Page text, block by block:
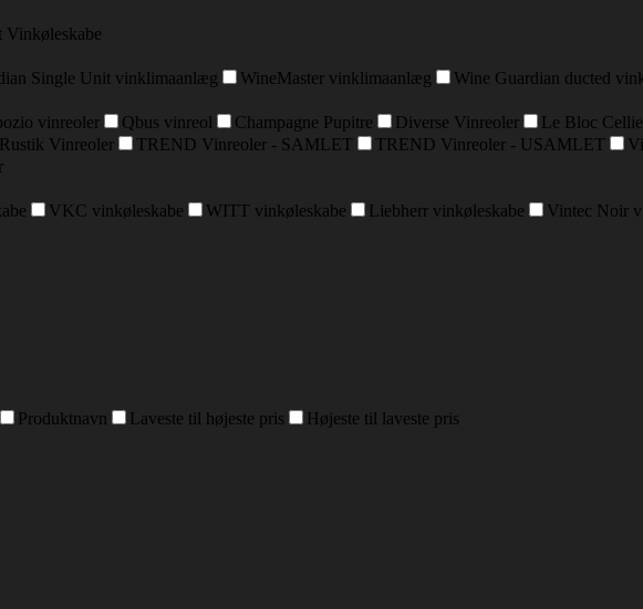
Vinkøleskabe
Single Unit vinklimaanlæg WineMaster vinklimaanlæg
Wine Guardian ducted
vinreoler Qbus vinreol Champagne Pupitre Diverse Vinreoler Le Bloc
Rustik Vinreoler TREND Vinreoler - SAMLET TREND Vinreoler - USAMLET
VKC vinkøleskabe WITT vinkøleskabe Liebherr vinkøleskabe Vintec Noir
Produktnavn Laveste til højeste pris Højeste til laveste pris